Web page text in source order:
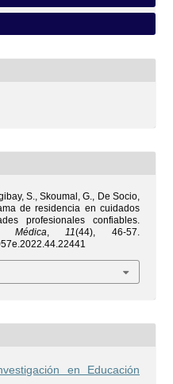
S., Skoumal, G., De Socio,
de residencia en cuidados
profesionales confiables.
Médica
11(44), 46-57.
en Educación